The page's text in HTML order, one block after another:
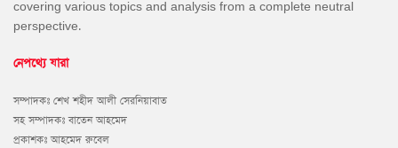
covering various topics and analysis from a complete neutral
perspective.
নেপথ্যে যারা
সম্পাদকঃ শেখ শহীদ আলী সেরনিয়াবাত
সহ সম্পাদকঃ বাতেন আহমেদ
প্রকাশকঃ আহমেদ রুবেল